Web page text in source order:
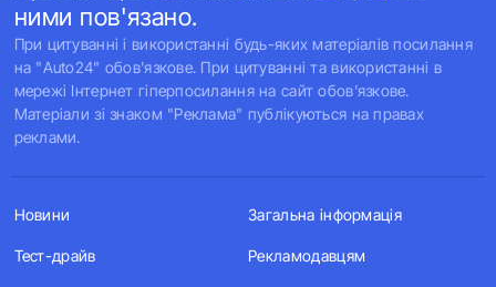
ними пов'язано.
При цитуванні і використанні будь-яких матеріалів посилання
на "Auto24" обов'язкове. При цитуванні та використанні в
мережі Інтернет гіперпосилання на сайт обов'язкове.
Матеріали зі знаком "Реклама" публікуються на правах
реклами.
Новини
Тест-драйв
Загальна інформація
Рекламодавцям